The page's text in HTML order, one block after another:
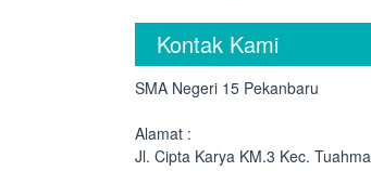
Kontak Kami
SMA Negeri 15 Pekanbaru
Alamat :
Jl. Cipta Karya KM.3 Kec.